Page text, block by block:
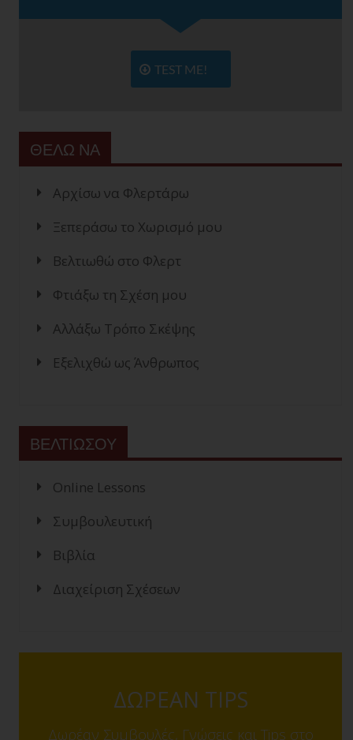
TEST ME!
ΘΕΛΩ ΝΑ
Αρχίσω να Φλερτάρω
Ξεπεράσω το Χωρισμό μου
Βελτιωθώ στο Φλερτ
Φτιάξω τη Σχέση μου
Αλλάξω Τρόπο Σκέψης
Εξελιχθώ ως Άνθρωπος
ΒΕΛΤΙΩΣΟΥ
Online Lessons
Συμβουλευτική
Βιβλία
Διαχείριση Σχέσεων
ΔΩΡΕΑΝ TIPS
Δωρέαν Συμβουλές, Γνώσεις και Tips στο